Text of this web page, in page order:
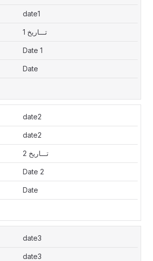
date1
تـــاريخ 1
Date 1
Date
date2
date2
تـــاريخ 2
Date 2
Date
date3
date3